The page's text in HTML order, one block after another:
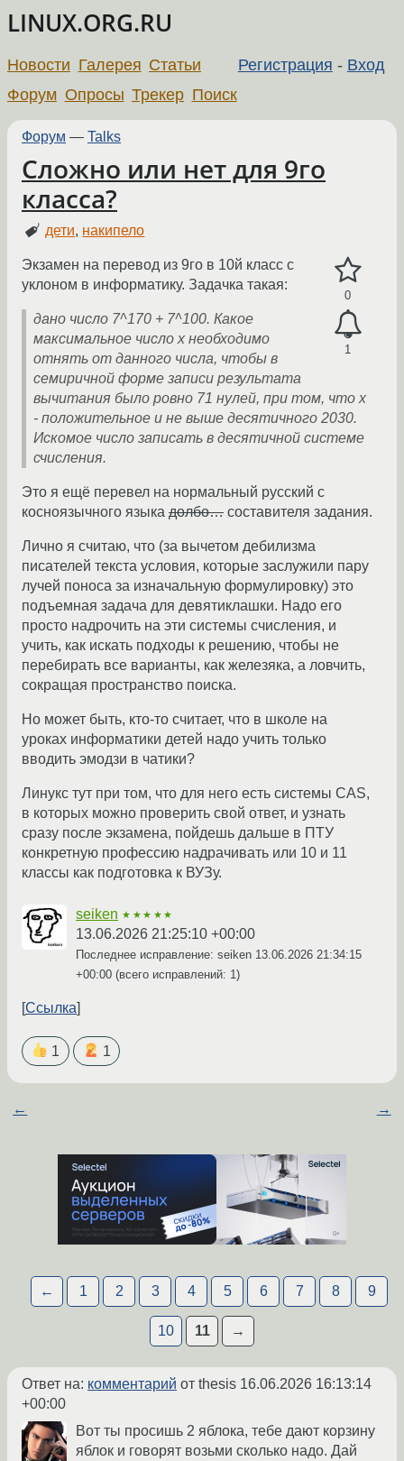
LINUX.ORG.RU
Регистрация - Вход
Новости Галерея Статьи
Форум Опросы Трекер Поиск
Форум — Talks
Сложно или нет для 9го
класса?
дети, накипело
0
1
Экзамен на перевод из 9го в 10й класс с
уклоном в информатику. Задачка такая:
дано число 7^170 + 7^100. Какое
максимальное число x необходимо
отнять от данного числа, чтобы в
семиричной форме записи результата
вычитания было ровно 71 нулей, при том, что x
- положительное и не выше десятичного 2030.
Искомое число записать в десятичной системе
счисления.
Это я ещё перевел на нормальный русский с
косноязычного языка долбо… составителя задания.
Лично я считаю, что (за вычетом дебилизма
писателей текста условия, которые заслужили пару
лучей поноса за изначальную формулировку) это
подъемная задача для девятиклашки. Надо его
просто надрочить на эти системы счисления, и
учить, как искать подходы к решению, чтобы не
перебирать все варианты, как железяка, а ловчить,
сокращая пространство поиска.
Но может быть, кто-то считает, что в школе на
уроках информатики детей надо учить только
вводить эмодзи в чатики?
Линукс тут при том, что для него есть системы CAS,
в которых можно проверить свой ответ, и узнать
сразу после экзамена, пойдешь дальше в ПТУ
конкретную профессию надрачивать или 10 и 11
классы как подготовка к ВУЗу.
seiken ★★★★★
13.06.2026 21:25:10 +00:00
Последнее исправление: seiken 13.06.2026 21:34:15
+00:00 (всего исправлений: 1)
Ссылка
1 1
← →
← 1 2 3 4 5 6 7 8 9
10 11 →
Ответ на: комментарий от thesis 16.06.2026 16:13:14
+00:00
Вот ты просишь 2 яблока, тебе дают корзину
яблок и говорят возьми сколько надо. Дай